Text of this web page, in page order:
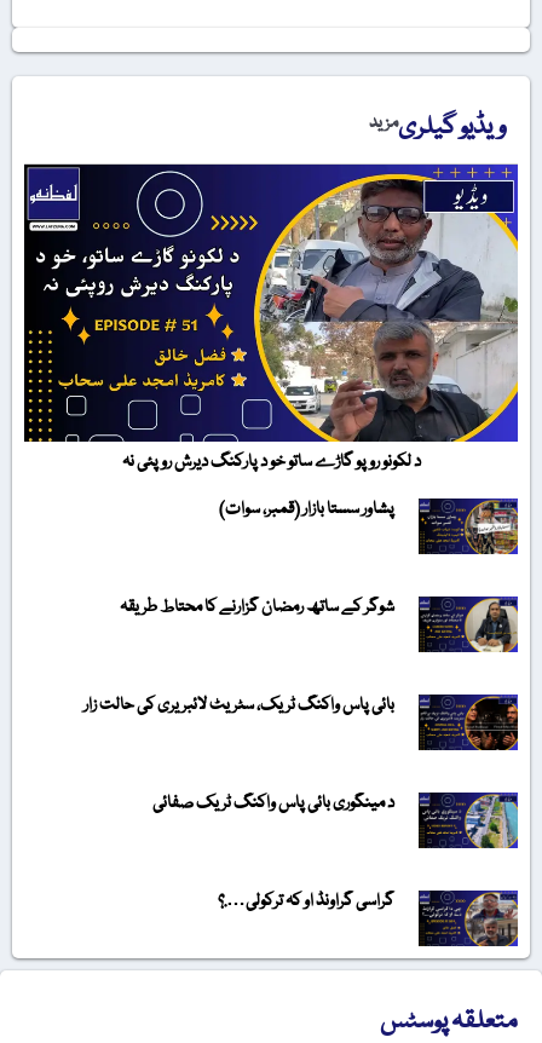
ویڈیو گیلریمزید
د لکونو روپو گاڑے ساتو خو د پارکنگ دیرش روپئی نہ
پشاور سستا بازار (قمبر، سوات)
شوگر کے ساتھ رمضان گزارنے کا محتاط طریقہ
بائی پاس واکنگ ٹریک، سٹریٹ لائبریری کی حالت زار
د مینگوری بائی پاس واکنگ ٹریک صفائی
گراسی گراونڈ او کہ ترکولی….؟
متعلقہ پوسٹس